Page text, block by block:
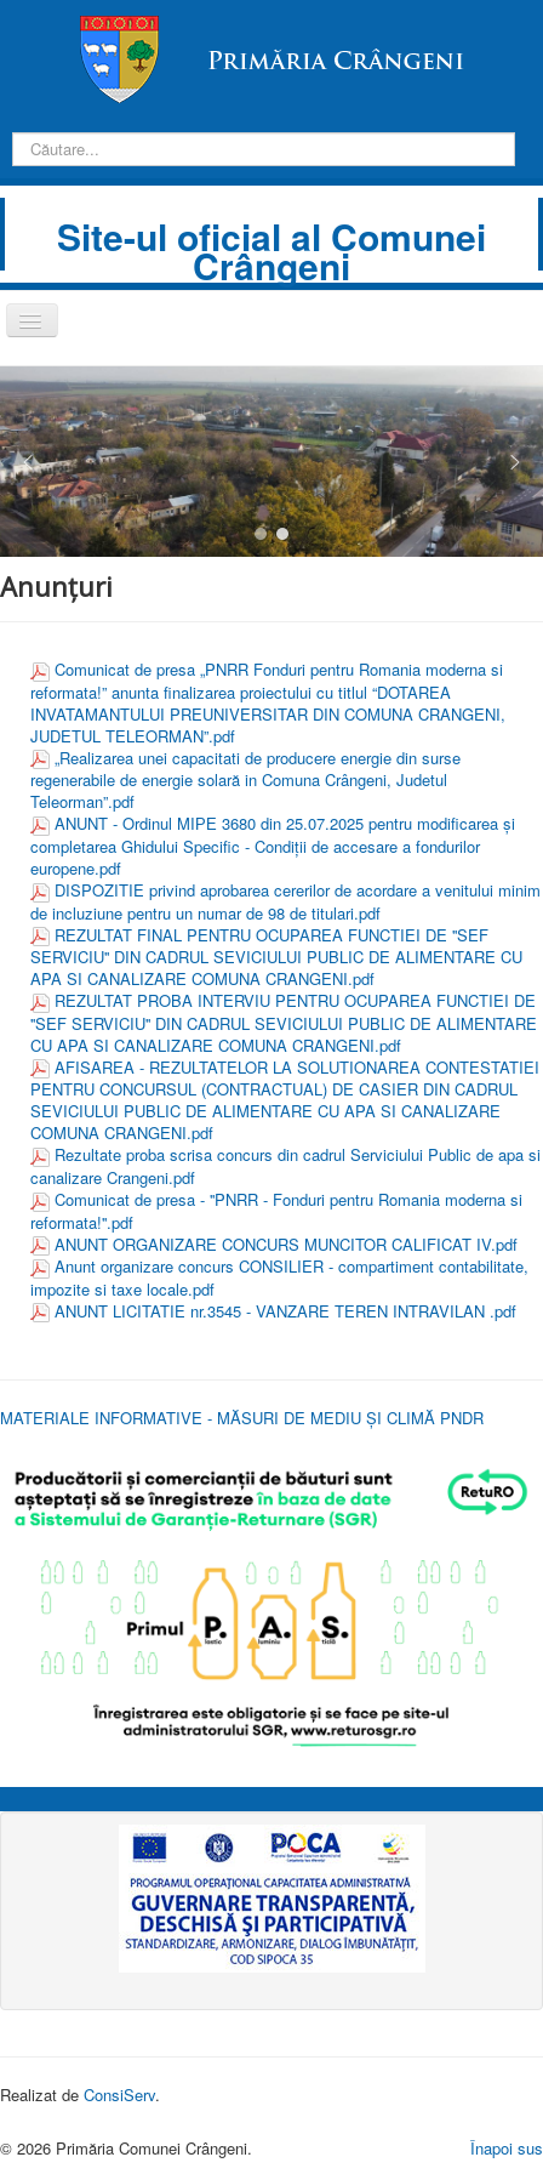
Introduceți
căutarea
dorită:
Site-ul oficial al Comunei
Crângeni
Comută
navigarea
Despre Noi
Informații de interes public
Transparență decizională
Prezentare comună
Monitorul Oficial Local
Formulare online
Contact
Proiecte locale
Anunțuri
Comunicat de presa „PNRR Fonduri pentru Romania moderna si
reformata!” anunta finalizarea proiectului cu titlul “DOTAREA
INVATAMANTULUI PREUNIVERSITAR DIN COMUNA CRANGENI,
JUDETUL TELEORMAN”.pdf
„Realizarea unei capacitati de producere energie din surse
regenerabile de energie solară in Comuna Crângeni, Judetul
Teleorman”.pdf
ANUNT - Ordinul MIРЕ 3680 din 25.07.2025 pentru modificarea şi
completarea Ghidului Specific - Condiții de accesare a fondurilor
europene.pdf
DISPOZITIE privind aprobarea cererilor de acordare a venitului minim
de incluziune pentru un numar de 98 de titulari.pdf
REZULTAT FINAL PENTRU OCUPAREA FUNCTIEI DE ''SEF
SERVICIU'' DIN CADRUL SEVICIULUI PUBLIC DE ALIMENTARE CU
APA SI CANALIZARE COMUNA CRANGENI.pdf
REZULTAT PROBA INTERVIU PENTRU OCUPAREA FUNCTIEI DE
''SEF SERVICIU'' DIN CADRUL SEVICIULUI PUBLIC DE ALIMENTARE
CU APA SI CANALIZARE COMUNA CRANGENI.pdf
AFISAREA - REZULTATELOR LA SOLUTIONAREA CONTESTATIEI
PENTRU CONCURSUL (CONTRACTUAL) DE CASIER DIN CADRUL
SEVICIULUI PUBLIC DE ALIMENTARE CU APA SI CANALIZARE
COMUNA CRANGENI.pdf
Rezultate proba scrisa concurs din cadrul Serviciului Public de apa si
canalizare Crangeni.pdf
Comunicat de presa - ''PNRR - Fonduri pentru Romania moderna si
reformata!''.pdf
ANUNT ORGANIZARE CONCURS MUNCITOR CALIFICAT IV.pdf
Anunt organizare concurs CONSILIER - compartiment contabilitate,
impozite si taxe locale.pdf
ANUNT LICITATIE nr.3545 - VANZARE TEREN INTRAVILAN .pdf
MATERIALE INFORMATIVE - MĂSURI DE MEDIU ȘI CLIMĂ PNDR
Realizat de ConsiServ.
Înapoi sus
© 2026 Primăria Comunei Crângeni.